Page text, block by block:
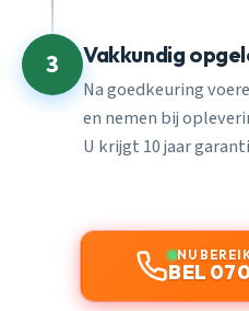
3 Vakkundig
Na goedkeuring
en nemen bij
U krijgt 10 jaar
NU
BEL